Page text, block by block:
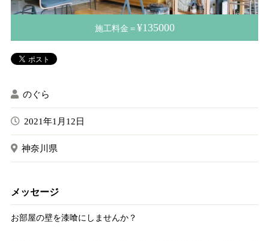
施工料金＝¥135000
のぐら
2021年1月12日
神奈川県
メッセージ
お部屋の壁を漆喰にしませんか？